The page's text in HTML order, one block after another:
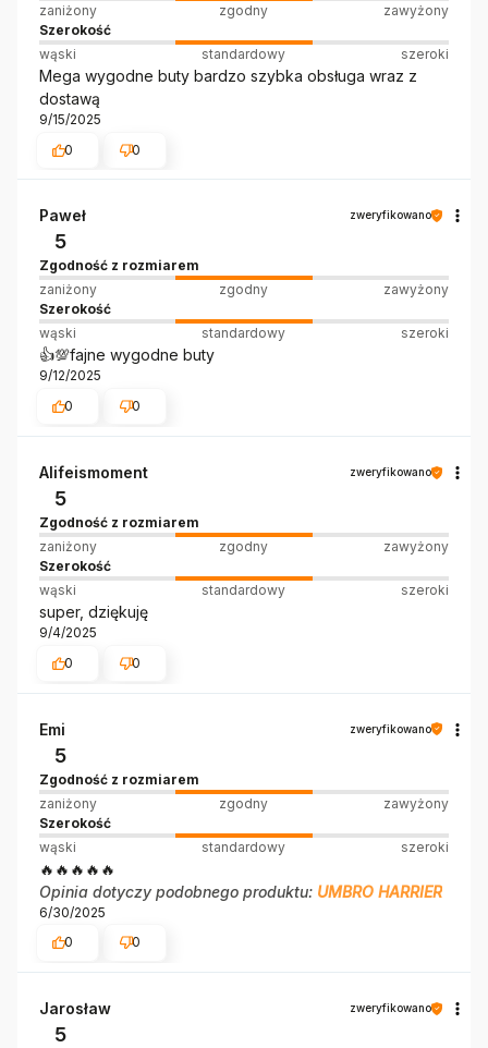
zaniżony
zgodny
zawyżony
Szerokość
wąski
standardowy szeroki
Mega wygodne buty bardzo szybka obsługa wraz z
dostawą
9/15/2025
0
0
Paweł zweryfikowano
5
Zgodność z rozmiarem
zaniżony
zgodny
zawyżony
Szerokość
wąski
standardowy szeroki
👍️💯fajne wygodne buty
9/12/2025
0
0
Alifeismoment zweryfikowano
5
Zgodność z rozmiarem
zaniżony
zgodny
zawyżony
Szerokość
wąski
standardowy szeroki
super, dziękuję
9/4/2025
0
0
Emi zweryfikowano
5
Zgodność z rozmiarem
zaniżony
zgodny
zawyżony
Szerokość
wąski
standardowy szeroki
🔥🔥🔥🔥🔥
Opinia dotyczy podobnego produktu: UMBRO HARRIER
6/30/2025
0
0
Jarosław zweryfikowano
5